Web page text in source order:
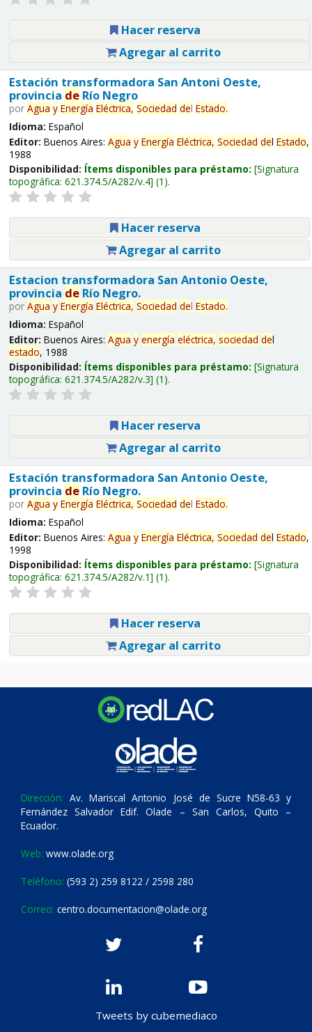
Hacer reserva
Agregar al carrito
Estación transformadora San Antoni Oeste,
provincia deRío Negro
por Agua y Energía Eléctrica, Sociedad del Estado.
Idioma: Español
Editor: Buenos Aires: Agua y Energía Eléctrica, Sociedad del Estado,
1988
Disponibilidad: Ítems disponibles para préstamo: Signatura
topográfica: 621.374.5/A282/v.4 (1).
Hacer reserva
Agregar al carrito
Estacion transformadora San Antonio Oeste,
provincia deRío Negro.
por Agua y Energía Eléctrica, Sociedad del Estado.
Idioma: Español
Editor: Buenos Aires: Agua y energía eléctrica, sociedad del
estado, 1988
Disponibilidad: Ítems disponibles para préstamo: Signatura
topográfica: 621.374.5/A282/v.3 (1).
Hacer reserva
Agregar al carrito
Estación transformadora San Antonio Oeste,
provincia deRío Negro.
por Agua y Energía Eléctrica, Sociedad del Estado.
Idioma: Español
Editor: Buenos Aires: Agua y Energía Eléctrica, Sociedad del Estado,
1998
Disponibilidad: Ítems disponibles para préstamo: Signatura
topográfica: 621.374.5/A282/v.1 (1).
Hacer reserva
Agregar al carrito
Dirección: Av. Mariscal Antonio José de Sucre N58-63 y
Fernández Salvador Edif. Olade – San Carlos, Quito –
Ecuador.
Web: www.olade.org
Teléfono: (593 2) 259 8122 / 2598 280
Correo: centro.documentacion@olade.org
Tweets by cubemediaco